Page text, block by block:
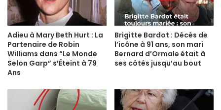
Adieu à Mary Beth Hurt : La
Partenaire de Robin
Williams dans “Le Monde
Selon Garp” s’Éteint à 79
Ans
Brigitte Bardot : Décès de
l’icône à 91 ans, son mari
Bernard d’Ormale était à
ses côtés jusqu’au bout